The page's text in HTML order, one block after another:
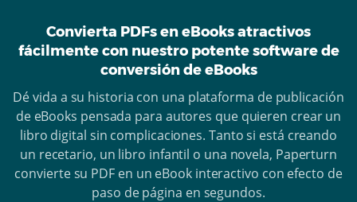
Convierta PDFs en eBooks atractivos
fácilmente con nuestro potente software de
conversión de eBooks
Dé vida a su historia con una plataforma de publicación
de eBooks pensada para autores que quieren crear un
libro digital sin complicaciones. Tanto si está creando
un recetario, un libro infantil o una novela, Paperturn
convierte su PDF en un eBook interactivo con efecto de
paso de página en segundos.